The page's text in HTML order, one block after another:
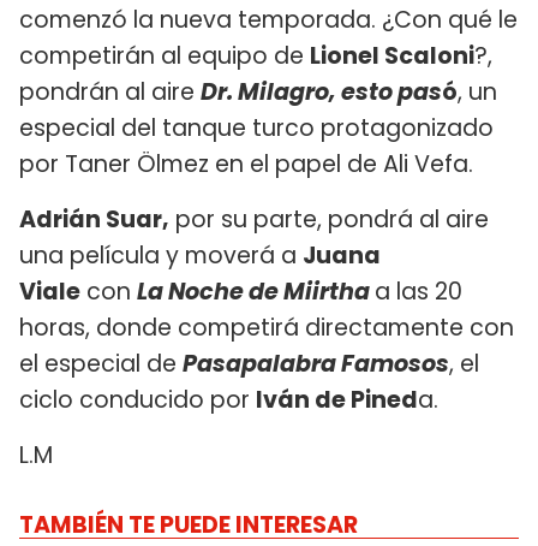
comenzó la nueva temporada. ¿Con qué le
competirán al equipo de Lionel Scaloni?,
pondrán al aire Dr. Milagro, esto pasó, un
especial del tanque turco protagonizado
por Taner Ölmez en el papel de Ali Vefa.
Adrián Suar, por su parte, pondrá al aire
una película y moverá a Juana
Viale con La Noche de Miirthaa las 20
horas, donde competirá directamente con
el especial de Pasapalabra Famosos, el
ciclo conducido por Iván de Pineda.
L.M
TAMBIÉN TE PUEDE INTERESAR